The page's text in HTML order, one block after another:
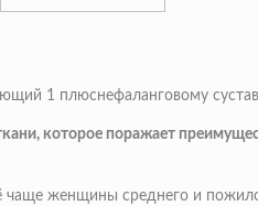
1 плюснефаланговому
которое поражает
женщины среднего и